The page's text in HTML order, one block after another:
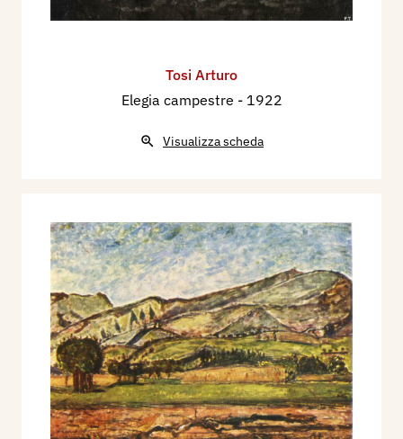
Tosi Arturo
Elegia campestre - 1922
Visualizza scheda